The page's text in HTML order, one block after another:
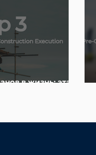
в жизнь: этап